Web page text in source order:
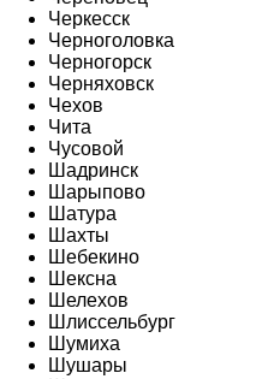
Черкесск
Черноголовка
Черногорск
Черняховск
Чехов
Чита
Чусовой
Шадринск
Шарыпово
Шатура
Шахты
Шебекино
Шексна
Шелехов
Шлиссельбург
Шумиха
Шушары